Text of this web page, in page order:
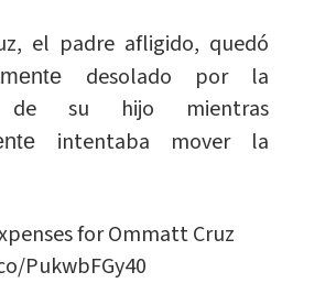
el padre afligido, quedó
desolado por la
de su hijo mientras
intentaba mover la
for Ommatt Cruz
PukwbFGy40